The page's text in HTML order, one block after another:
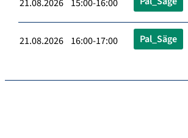
21.08.2026 15:00-16:00
21.08.2026 16:00-17:00 Pal_Säge